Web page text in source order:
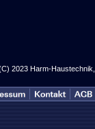
2023 Harm-